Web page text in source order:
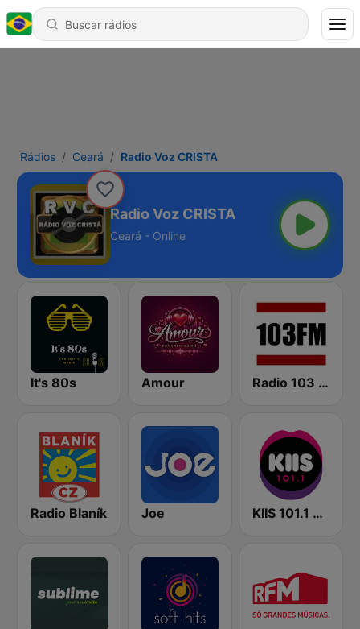
Rádios Ceará Radio Voz CRISTA
Radio Voz CRISTA
Ceará - Online
It's 80s Amour Radio 103 FM
Radio Blaník Joe KIIS 101.1 Melbourne